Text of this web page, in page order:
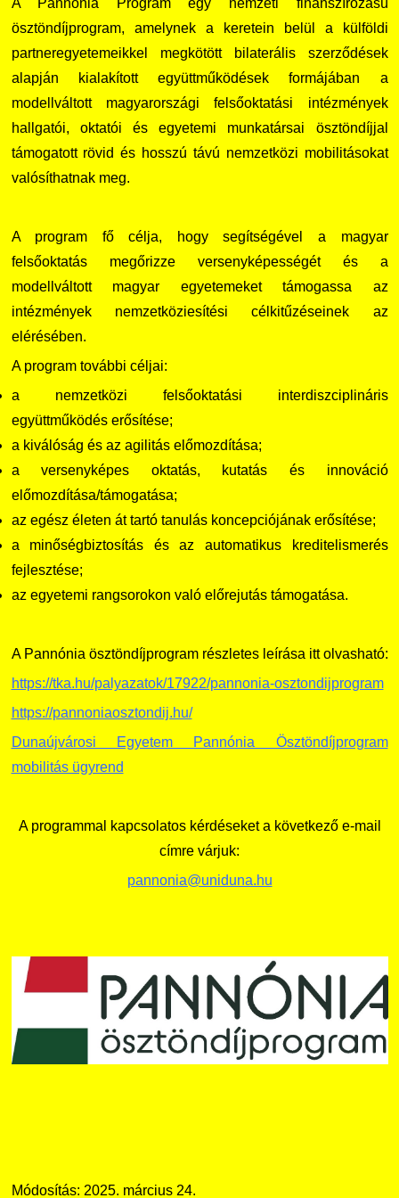
Családbarát Szolgáltató
EHÖK
Hallgatókra érvényes szabályzatok
Ösztöndíjak
Nemzetközi Lehetőségek
Szolgáltatások
GY.I.K.
DUE Hallgatói laptop használati segédlet
Kerpely Antal Szakkollégium KASZK
Origó nyelvvizsga
HASIT
Neptun
Moodle
Átjelentkezőknek
Kapcsolat
Online Studium
Képzési Életpályamodell
Atomerőművi Képzési Bázis
Kapcsolat
Telefonkönyv
Minőségirányítás
Intézményi és Tanulmányi Tájékoztató
ösztöndíjprogram, amelynek a keretein belül a külföldi
partneregyetemeikkel megkötött bilaterális szerződések
alapján kialakított együttműködések formájában a
modellváltott magyarországi felsőoktatási intézmények
hallgatói, oktatói és egyetemi munkatársai ösztöndíjjal
támogatott rövid és hosszú távú nemzetközi mobilitásokat
valósíthatnak meg.
A program fő célja, hogy segítségével a magyar
felsőoktatás megőrizze versenyképességét és a
modellváltott magyar egyetemeket támogassa az
intézmények nemzetköziesítési célkitűzéseinek az
elérésében.
A program további céljai:
a nemzetközi felsőoktatási interdiszciplináris
együttműködés erősítése;
a kiválóság és az agilitás előmozdítása;
a versenyképes oktatás, kutatás és innováció
előmozdítása/támogatása;
az egész életen át tartó tanulás koncepciójának erősítése;
a minőségbiztosítás és az automatikus kreditelismerés
fejlesztése;
az egyetemi rangsorokon való előrejutás támogatása.
A Pannónia ösztöndíjprogram részletes leírása itt olvasható:
https://tka.hu/palyazatok/17922/pannonia-osztondijprogram
https://pannoniaosztondij.hu/
Dunaújvárosi Egyetem Pannónia Ösztöndíjprogram
mobilitás ügyrend
A programmal kapcsolatos kérdéseket a következő e-mail
címre várjuk:
pannonia@uniduna.hu
Módosítás: 2025. március 24.